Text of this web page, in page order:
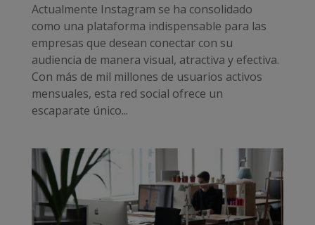
Actualmente Instagram se ha consolidado
como una plataforma indispensable para las
empresas que desean conectar con su
audiencia de manera visual, atractiva y efectiva.
Con más de mil millones de usuarios activos
mensuales, esta red social ofrece un
escaparate único...